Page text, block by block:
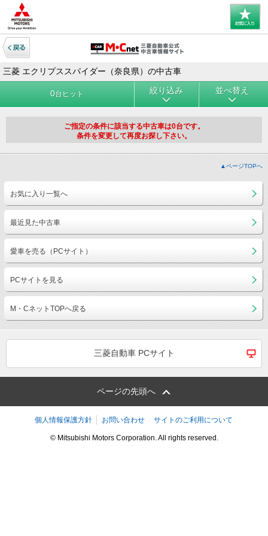
三菱 エクリプススパイダー（奈良県）の中古車
0台ヒット 絞り込み 並べ替え
ご指定の条件に該当する中古車は0台です。
条件を変更して再度お探し下さい。
▲ページTOPへ
お気に入り一覧へ
最近見た中古車
愛車を売る（PCサイト）
PCサイトを見る
M・CネットTOPへ戻る
三菱自動車 PCサイト
ページの先頭へ
個人情報保護方針 お問い合わせ サイトのご利用について
© Mitsubishi Motors Corporation. All rights reserved.